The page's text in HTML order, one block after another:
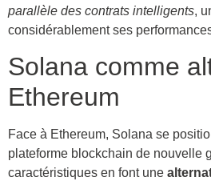
parallèle des contrats intelligents,
considérablement ses
Solana comme
Ethereum
Face à Ethereum, Solana se
plateforme blockchain de nouvelle
caractéristiques en font une